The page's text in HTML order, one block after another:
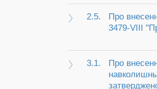
2.5.
Про
3479-VIIІ
3.1.
Про